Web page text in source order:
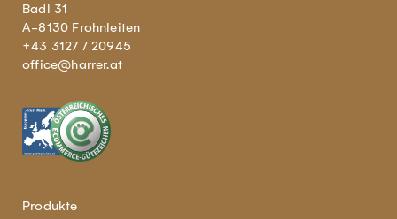
Badl 31
A-8130 Frohnleiten
+43 3127 / 20945
office@harrer.at
Produkte